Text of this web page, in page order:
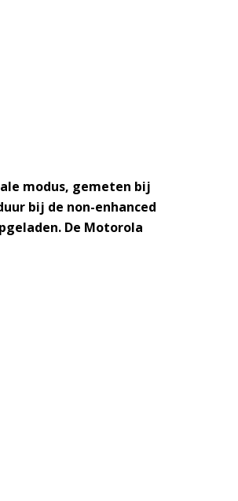
modus, gemeten bij
bij de non-enhanced
De Motorola